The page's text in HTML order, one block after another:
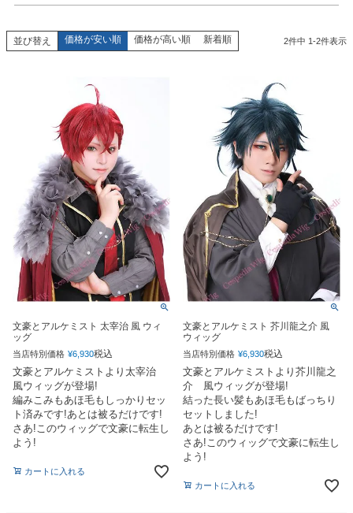
並び替え 価格が安い順 価格が高い順 新着順 2件中 1-2件表示
文豪とアルケミスト 太宰治 風 ウィ
ッグ
当店特別価格 ¥6,930税込
文豪とアルケミストより太宰治
風ウィッグが登場!
編みこみもあほ毛もしっかりセッ
ト済みです!あとは被るだけです!
さあ!このウィッグで文豪に転生し
よう!
カートに入れる
文豪とアルケミスト 芥川龍之介 風
ウィッグ
当店特別価格 ¥6,930税込
文豪とアルケミストより芥川龍之
介 風ウィッグが登場!
結った長い髪もあほ毛もばっちり
セットしました!
あとは被るだけです!
さあ!このウィッグで文豪に転生し
よう!
カートに入れる